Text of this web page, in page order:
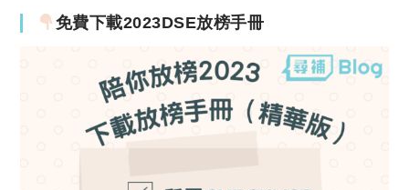
免費下載2023DSE放榜手冊